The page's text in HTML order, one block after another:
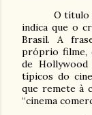
O título
indica que o
Brasil. A
próprio filme,
de
típicos do
que remete à
“cinema